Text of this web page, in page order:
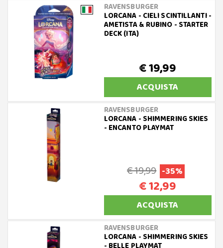
RAVENSBURGER
LORCANA - CIELI SCINTILLANTI -
AMETISTA & RUBINO - STARTER
DECK (ITA)
€ 19,99
ACQUISTA
RAVENSBURGER
LORCANA - SHIMMERING SKIES
- ENCANTO PLAYMAT
€ 19,99 -35%
€ 12,99
ACQUISTA
RAVENSBURGER
LORCANA - SHIMMERING SKIES